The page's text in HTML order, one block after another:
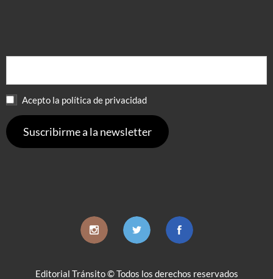
Acepto la política de privacidad
Editorial Tránsito © Todos los derechos reservados